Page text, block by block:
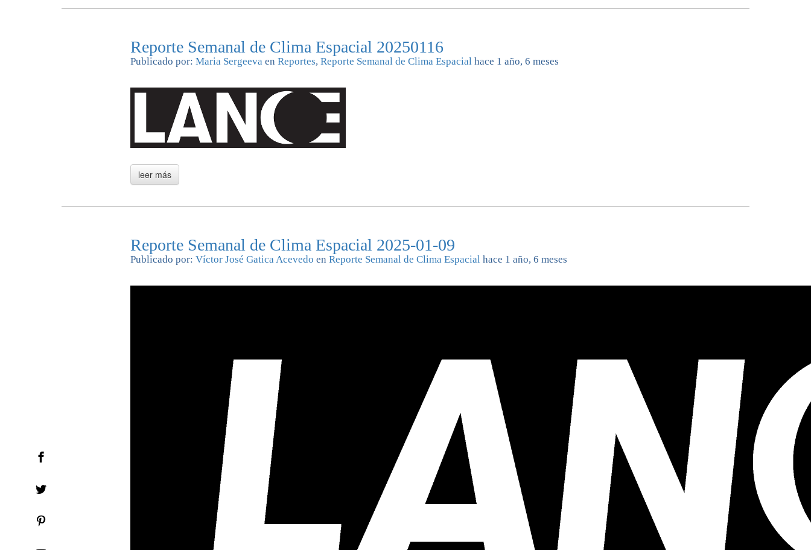
Reporte Semanal de Clima Espacial 20250116
Publicado por: Maria Sergeeva en Reportes, Reporte Semanal de Clima Espacial hace 1 año, 6 meses
Reporte Semanal de Clima Espacial 2025-01-09
Publicado por: Víctor José Gatica Acevedo en Reporte Semanal de Clima Espacial hace 1 año, 6 meses